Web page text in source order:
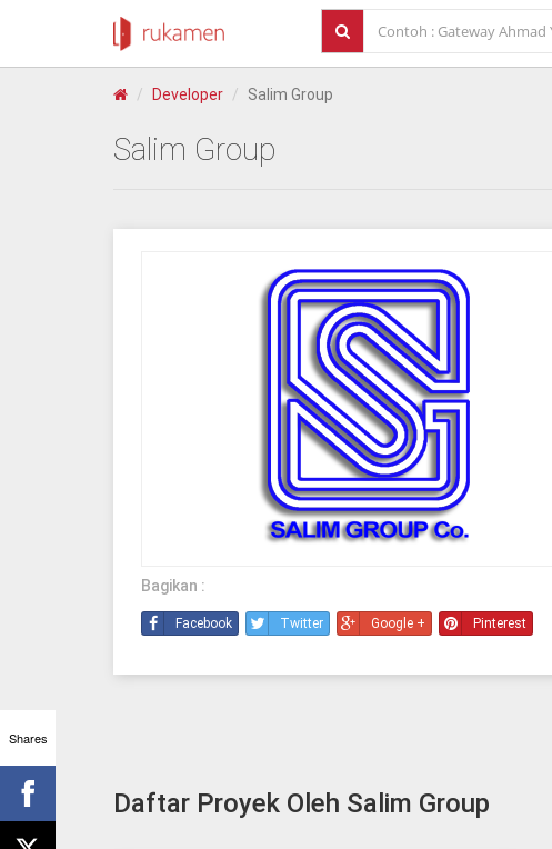
Developer Salim Group
Salim Group
Bagikan :
Facebook Twitter Google + Pinterest
Daftar Proyek Oleh Salim Group
Shares